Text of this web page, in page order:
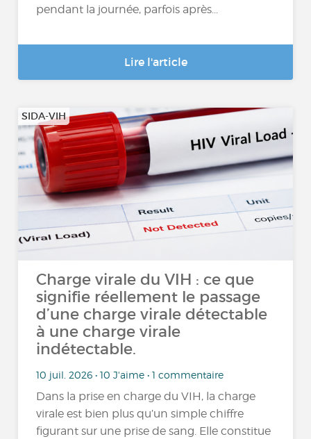
pendant la journée, parfois après...
Lire l'article
SIDA-VIH
Charge virale du VIH : ce que
signifie réellement le passage
d’une charge virale détectable
à une charge virale
indétectable.
10 juil. 2026 • 10 J'aime • 1 commentaire
Dans la prise en charge du VIH, la charge
virale est bien plus qu’un simple chiffre
figurant sur une prise de sang. Elle constitue